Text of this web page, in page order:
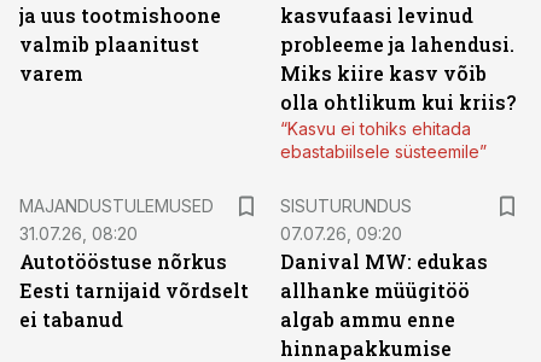
ja uus tootmishoone
valmib plaanitust
varem
kasvufaasi levinud
probleeme ja lahendusi.
Miks kiire kasv võib
olla ohtlikum kui kriis?
“Kasvu ei tohiks ehitada
ebastabiilsele süsteemile”
MAJANDUSTULEMUSED
31.07.26, 08:20
Autotööstuse nõrkus
Eesti tarnijaid võrdselt
ei tabanud
SISUTURUNDUS
07.07.26, 09:20
Danival MW: edukas
allhanke müügitöö
algab ammu enne
hinnapakkumise